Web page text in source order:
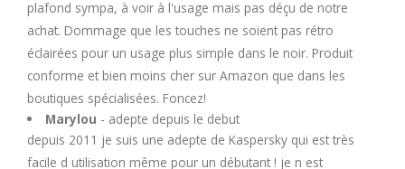
plafond sympa, à voir à l'usage mais pas déçu de notre
achat. Dommage que les touches ne soient pas rétro
éclairées pour un usage plus simple dans le noir. Produit
conforme et bien moins cher sur Amazon que dans les
boutiques spécialisées. Foncez!
Marylou - adepte depuis le debut
depuis 2011 je suis une adepte de Kaspersky qui est très
facile d utilisation même pour un débutant ! je n est